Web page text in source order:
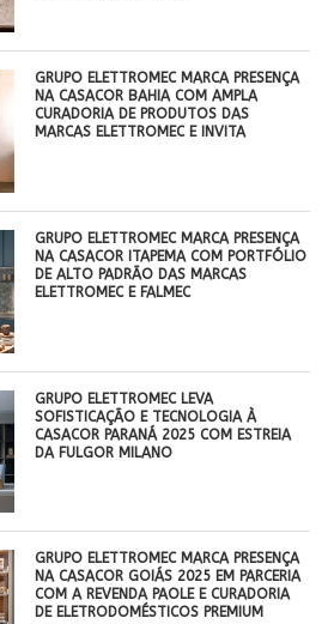
GRUPO ELETTROMEC MARCA PRESENÇA
NA CASACOR BAHIA COM AMPLA
CURADORIA DE PRODUTOS DAS
MARCAS ELETTROMEC E INVITA
GRUPO ELETTROMEC MARCA PRESENÇA
NA CASACOR ITAPEMA COM PORTFÓLIO
DE ALTO PADRÃO DAS MARCAS
ELETTROMEC E FALMEC
GRUPO ELETTROMEC LEVA
SOFISTICAÇÃO E TECNOLOGIA À
CASACOR PARANÁ 2025 COM ESTREIA
DA FULGOR MILANO
GRUPO ELETTROMEC MARCA PRESENÇA
NA CASACOR GOIÁS 2025 EM PARCERIA
COM A REVENDA PAOLE E CURADORIA
DE ELETRODOMÉSTICOS PREMIUM